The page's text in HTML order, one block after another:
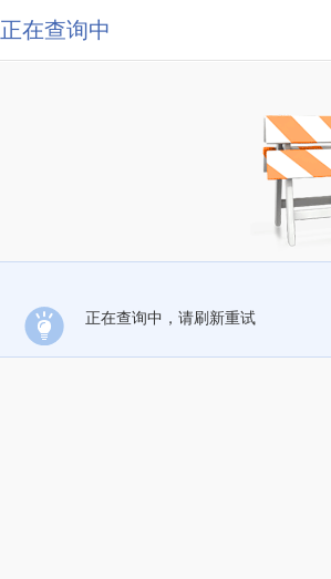
正在查询中
正在查询中，请刷新重试